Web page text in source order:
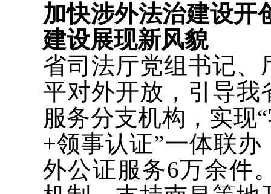
加快涉外法治建设开
建设展现新风貌
省司法厅党组书记、
平对外开放，引导我
服务分支机构，实现
+领事认证”一体联
外公证服务6万余件